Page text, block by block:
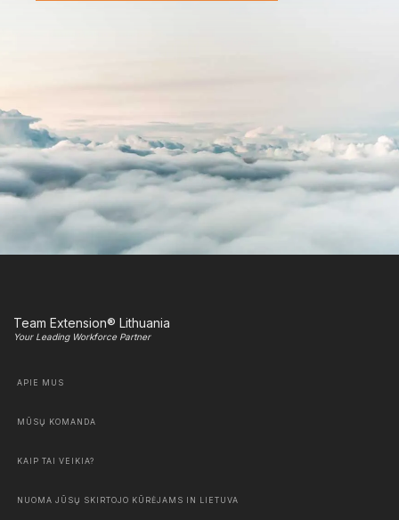
Team Extension® Lithuania
Your Leading Workforce Partner
APIE MUS
MŪSŲ KOMANDA
KAIP TAI VEIKIA?
NUOMA JŪSŲ SKIRTOJO KŪRĖJAMS IN LIETUVA